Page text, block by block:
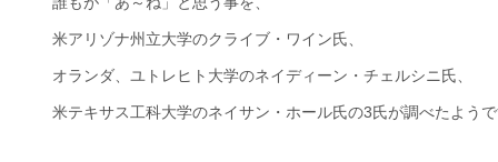
米アリゾナ州立大学のクライブ・ワイン氏、
オランダ、ユトレヒト大学のネイディーン・チェルシニ氏、
米テキサス工科大学のネイサン・ホール氏の3氏が調べたよう